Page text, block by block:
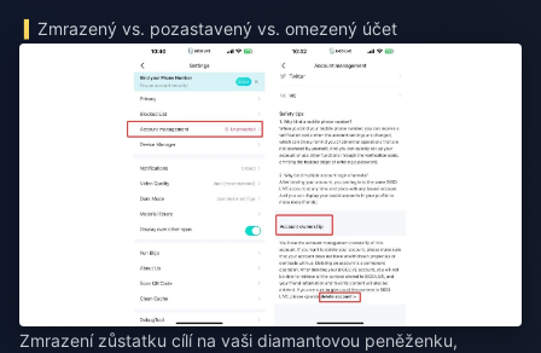
Zmrazený vs. pozastavený vs. omezený účet
Zmrazení zůstatku cílí na vaši diamantovou peněženku,